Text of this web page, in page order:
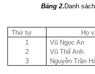
Bảng 2. Danh
Thứ tự Họ
1
2
3
Vũ Ngọc An
Vũ Thế Anh
Nguyễn Trần